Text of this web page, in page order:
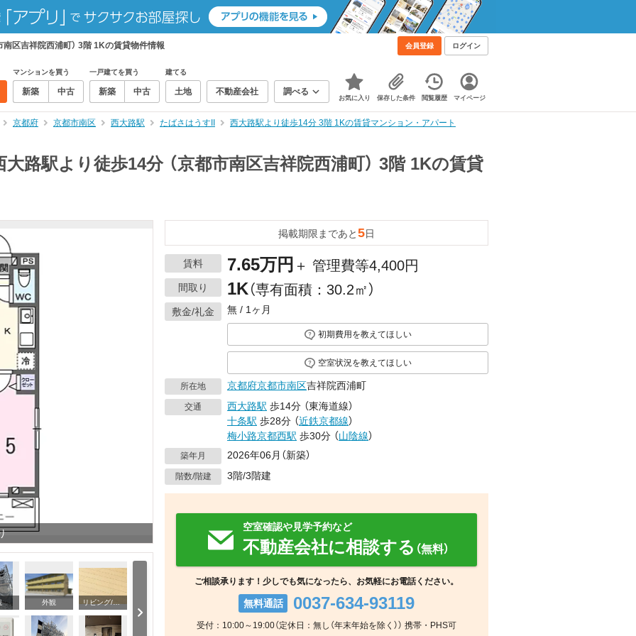
区吉祥院西浦町） 3階 1Kの賃貸物件情報 会員登録 ログイン
マンションを買う
新築 中古
一戸建てを買う
新築 中古
建てる
土地 不動産会社 調べる
お気に入り 保存した条件 閲覧履歴 マイページ
京都府 京都市南区 西大路駅 たばさはうすII 西大路駅より徒歩14分 3階 1Kの賃貸マンション・アパート
路駅より徒歩14分 （京都市南区吉祥院西浦町） 3階 1Kの賃貸
外観 リビング/ダイニング その他 その他
掲載期限まであと5日
賃料 7.65万円 ＋ 管理費等4,400円
間取り 1K（専有面積：30.2㎡）
敷金/礼金 無 / 1ヶ月
初期費用を教えてほしい
空室状況を教えてほしい
所在地 京都府京都市南区吉祥院西浦町
交通 西大路駅 歩14分 （東海道線）
十条駅 歩28分 （近鉄京都線）
梅小路京都西駅 歩30分 （山陰線）
築年月 2026年06月（新築）
階数/階建 3階/3階建
空室確認や見学予約など
不動産会社に相談する （無料）
ご相談承ります！少しでも気になったら、お気軽にお電話ください。
無料通話 0037-634-93119
受付：10:00～19:00（定休日：無し（年末年始を除く）） 携帯・PHS可